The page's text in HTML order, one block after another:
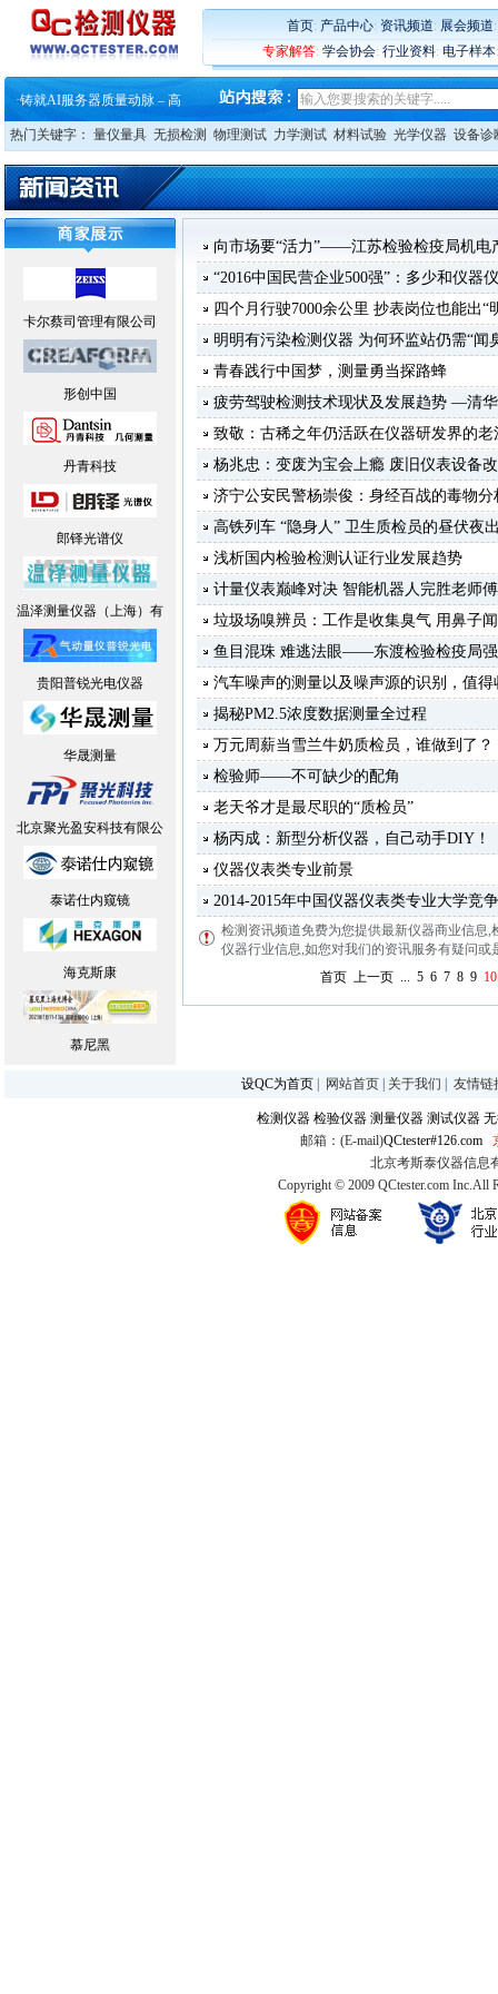
首页: 产品中心: 资讯频道: 展会频道
专家解答: 学会协会: 行业资料: 电子样本
·铸就AI服务器质量动脉 – 高
·铸就AI服务器质量动脉 – 高
·ZEISS BOSELLO ADR 让内部缺
·蔡司和亿纬锂能达成战略合作
·大牌云集 买家升级 ——26
·蔡司软件 | 高效变形分析能
·铸就AI服务器质量动脉 – 高
·铸就AI服务器质量动脉 – 高
·ZEISS BOSELLO ADR 让内部缺
蔡司和亿纬锂能达成战略合作
大牌云集 买家升级 ——26
热门关键字： 量仪量具 无损检测 物理测试 力学测试 材料试验 光学仪器 设备诊
卡尔蔡司管理有限公司
形创中国
丹青科技
郎铎光谱仪
温泽测量仪器（上海）有
贵阳普锐光电仪器
华晟测量
北京聚光盈安科技有限公
泰诺仕内窥镜
海克斯康
慕尼黑
向市场要“活力”——江苏检验检疫局机电
“2016中国民营企业500强”：多少和仪器
四个月行驶7000余公里 抄表岗位也能出“
明明有污染检测仪器 为何环监站仍需“闻
青春践行中国梦，测量勇当探路蜂
疲劳驾驶检测技术现状及发展趋势 —清
致敬：古稀之年仍活跃在仪器研发界的老
杨兆忠：变废为宝会上瘾 废旧仪表设备
济宁公安民警杨崇俊：身经百战的毒物分
高铁列车 “隐身人” 卫生质检员的昼伏夜
浅析国内检验检测认证行业发展趋势
计量仪表巅峰对决 智能机器人完胜老师傅
垃圾场嗅辨员：工作是收集臭气 用鼻子
鱼目混珠 难逃法眼——东渡检验检疫局
汽车噪声的测量以及噪声源的识别，值得
揭秘PM2.5浓度数据测量全过程
万元周薪当雪兰牛奶质检员，谁做到了？
检验师——不可缺少的配角
老天爷才是最尽职的“质检员”
杨丙成：新型分析仪器，自己动手DIY！
仪器仪表类专业前景
2014-2015年中国仪器仪表类专业大学竞
检测资讯频道免费为您提供最新仪器商业信息,
仪器行业信息,如您对我们的资讯服务有疑问或
首页 上一页 ... 5 6 7 8 9
设QC为首页 网站首页 关于我们 友情链
检测仪器 检验仪器 测量仪器 测试仪器
邮箱：(E-mail)QCtester#126.com
北京考斯泰仪器信息
Copyright © 2009 QCtester.com Inc.All